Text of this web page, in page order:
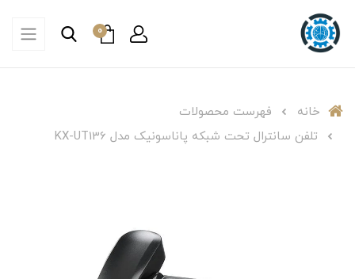
0
خانه
فهرست محصولات
تلفن سانترال تحت شبکه پاناسونیک مدل KX-UT136